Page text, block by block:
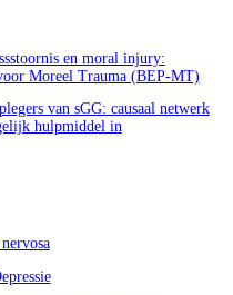
en moral injury:
Moreel Trauma (BEP-MT)
van sGG: causaal netwerk
hulpmiddel in